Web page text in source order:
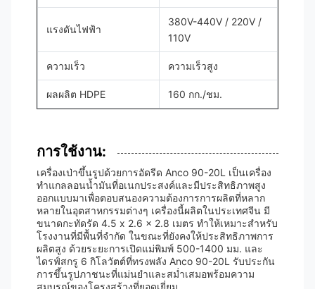
แรงดันไฟฟ้า
380V-440V / 220V /
110V
ความเร็ว ความเร็วสูง
ผลผลิต HDPE 160 กก./ชม.
การใช้งาน:
เครื่องเป่าขึ้นรูปด้วยการอัดรีด Anco 90-20L เป็นเครื่อง
ทำแกลลอนน้ำมันที่อเนกประสงค์และมีประสิทธิภาพสูง
ออกแบบมาเพื่อตอบสนองความต้องการการผลิตที่หลาก
หลายในอุตสาหกรรมต่างๆ เครื่องนี้ผลิตในประเทศจีน มี
ขนาดกะทัดรัด 4.5 x 2.6 x 2.8 เมตร ทำให้เหมาะสำหรับ
โรงงานที่มีพื้นที่จำกัด ในขณะที่ยังคงให้ประสิทธิภาพการ
ผลิตสูง ด้วยระยะการเปิดแม่พิมพ์ 500-1400 มม. และ
ไดรฟ์สกรู 6 กิโลวัตต์ที่ทรงพลัง Anco 90-20L รับประกัน
การขึ้นรูปภาชนะที่แม่นยำและสม่ำเสมอพร้อมความ
สมบูรณ์ของโครงสร้างที่ยอดเยี่ยม